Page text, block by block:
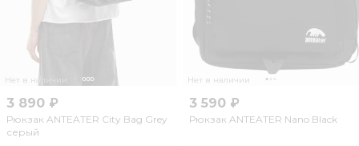
Нет в наличии
3 890 ₽
Рюкзак ANTEATER City Bag Grey
серый
Нет в наличии
3 590 ₽
Рюкзак ANTEATER Nano Black